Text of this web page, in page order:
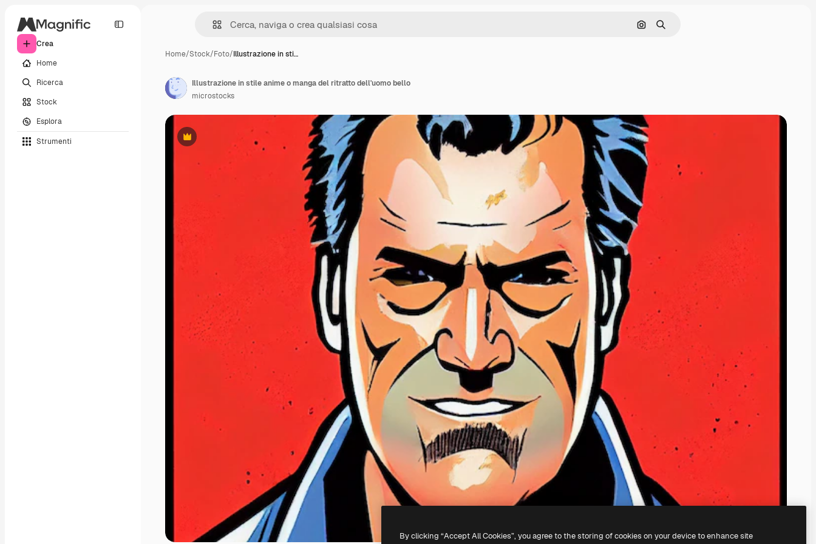
Crea
Home
Ricerca
Stock
Esplora
Strumenti
Cerca per immagine
Ricerca
Home/Stock/Foto/Illustrazione in sti…
Premium
Illustrazione in stile anime o manga del ritratto dell'uomo bello
microstocks
By clicking “Accept All Cookies”, you agree to the storing of cookies on your device to enhance site